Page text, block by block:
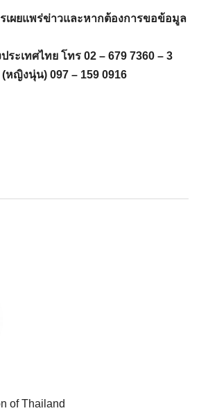
ผยแพร่ข่าวและหากต้องการขอข้อมูล
ะเทศไทย โทร 02 – 679 7360 – 3
ญิงนุ่น) 097 – 159 0916
of Thailand